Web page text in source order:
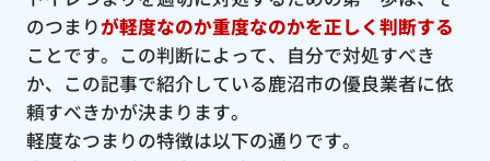
のつまりが軽度なのか重度なのかを正しく判断する
ことです。この判断によって、自分で対処すべき
か、この記事で紹介している鹿沼市の優良業者に依
頼すべきかが決まります。
軽度なつまりの特徴は以下の通りです。